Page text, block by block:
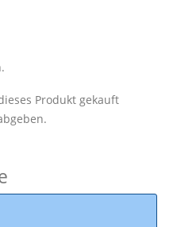
Produkt gekauft